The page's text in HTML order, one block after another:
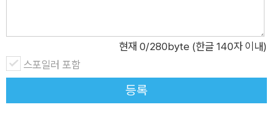
용하는 방법과 더불어, 증거와 매개변수 조정을 어떻게 결합하는
지 소개한다. 4부의 주제는 정보 검색 기법 평가다. 검색 유효성
과 능률이라는 두 가지 개념을 개별 장에서 자세히 설명한다. 12
장은 기초적인 검색 유효성 지표를 제시하고, 유효성을 측정하기
현재 0/280byte (한글 140자 이내)
스포일러 포함
등록